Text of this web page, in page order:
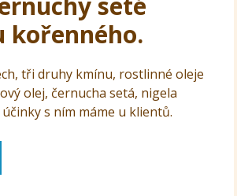
kořenného.
tři druhy kmínu, rostlinné oleje
olej, černucha setá, nigela
s ním máme u klientů.